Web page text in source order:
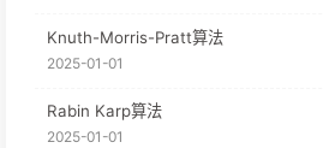
Knuth-Morris-Pratt算法
2025-01-01
Rabin Karp算法
2025-01-01